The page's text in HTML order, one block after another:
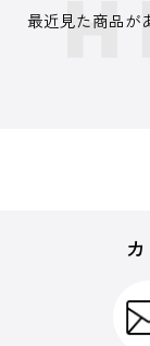
最近見た商品が